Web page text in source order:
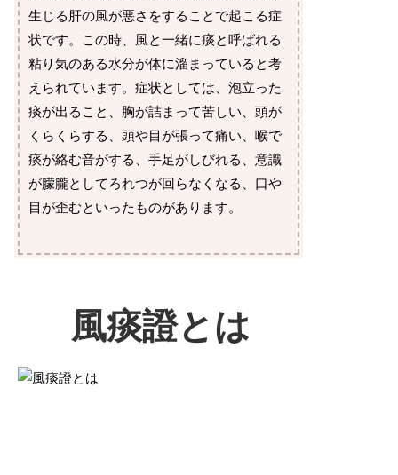
生じる肝の風が悪さをすることで起こる症
状です。この時、風と一緒に痰と呼ばれる
粘り気のある水分が体に溜まっていると考
えられています。症状としては、泡立った
痰が出ること、胸が詰まって苦しい、頭が
くらくらする、頭や目が張って痛い、喉で
痰が絡む音がする、手足がしびれる、意識
が朦朧としてろれつが回らなくなる、口や
目が歪むといったものがあります。
風痰證とは